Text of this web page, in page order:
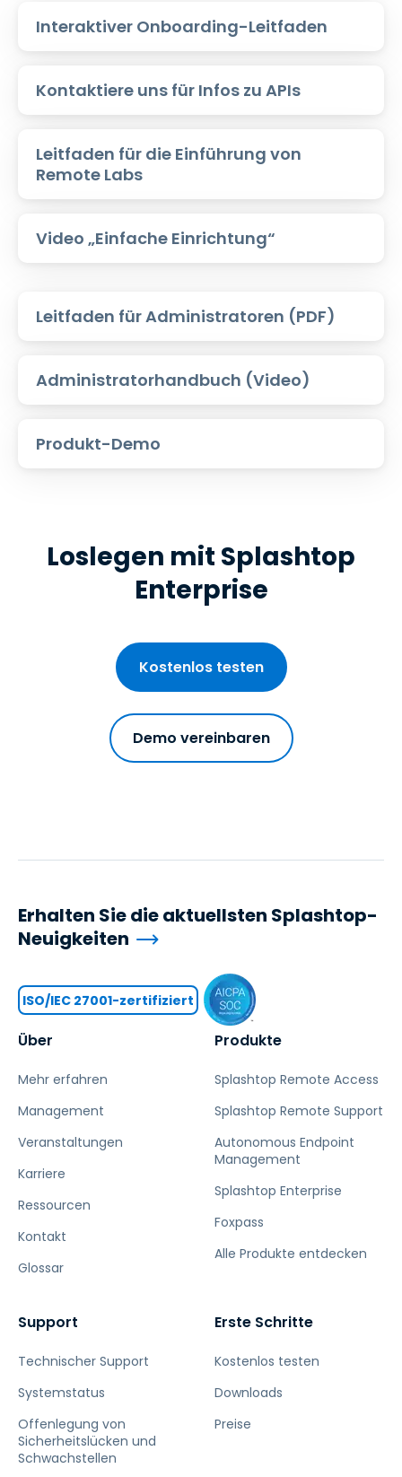
Interaktiver Onboarding-Leitfaden
Kontaktiere uns für Infos zu APIs
Leitfaden für die Einführung von
Remote Labs
Video „Einfache Einrichtung“
Leitfaden für Administratoren (PDF)
Administratorhandbuch (Video)
Produkt-Demo
Loslegen mit Splashtop
Enterprise
Kostenlos testen
Demo vereinbaren
Über
Mehr erfahren
Management
Veranstaltungen
Karriere
Ressourcen
Kontakt
Glossar
Produkte
Splashtop Remote Access
Splashtop Remote Support
Autonomous Endpoint
Management
Splashtop Enterprise
Foxpass
Alle Produkte entdecken
Support
Technischer Support
Systemstatus
Offenlegung von
Sicherheitslücken und
Schwachstellen
Erste Schritte
Kostenlos testen
Downloads
Preise
Erhalten Sie die aktuellsten Splashtop-
Neuigkeiten
ISO/IEC 27001-zertifiziert